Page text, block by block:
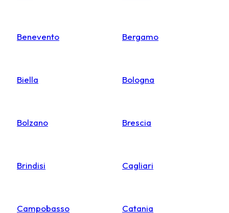
Benevento Bergamo
Biella Bologna
Bolzano Brescia
Brindisi Cagliari
Campobasso Catania